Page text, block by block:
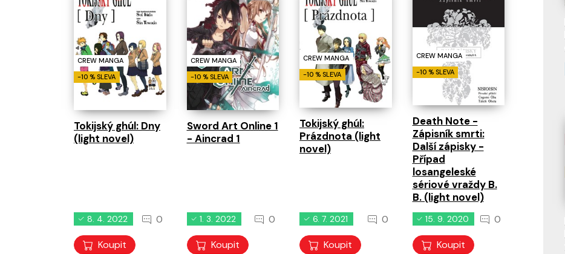
CREW MANGA
-10 % SLEVA
Tokijský ghúl: Dny
(light novel)
8. 4. 2022
0
Koupit
CREW MANGA
-10 % SLEVA
Sword Art Online 1
- Aincrad 1
1. 3. 2022
0
Koupit
CREW MANGA
-10 % SLEVA
Tokijský ghúl:
Prázdnota (light
novel)
6. 7. 2021
0
Koupit
CREW MANGA
-10 % SLEVA
Death Note -
Zápisník smrti:
Další zápisky -
Případ
losangeleské
sériové vraždy B.
B. (light novel)
15. 9. 2020
0
Koupit